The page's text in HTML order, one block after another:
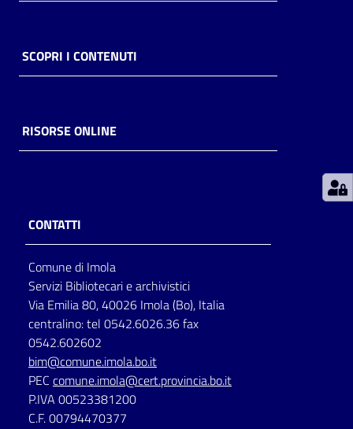
Piani
Decentrate
Seguici
su
SCOPRI I CONTENUTI
RISORSE ONLINE
CONTATTI
Comune di Imola
Servizi Bibliotecari e archivistici
Via Emilia 80, 40026 Imola (Bo), Italia
centralino: tel 0542.6026.36 fax
0542.602602
bim@comune.imola.bo.it
PEC comune.imola@cert.provincia.bo.it
P.IVA 00523381200
C.F. 00794470377